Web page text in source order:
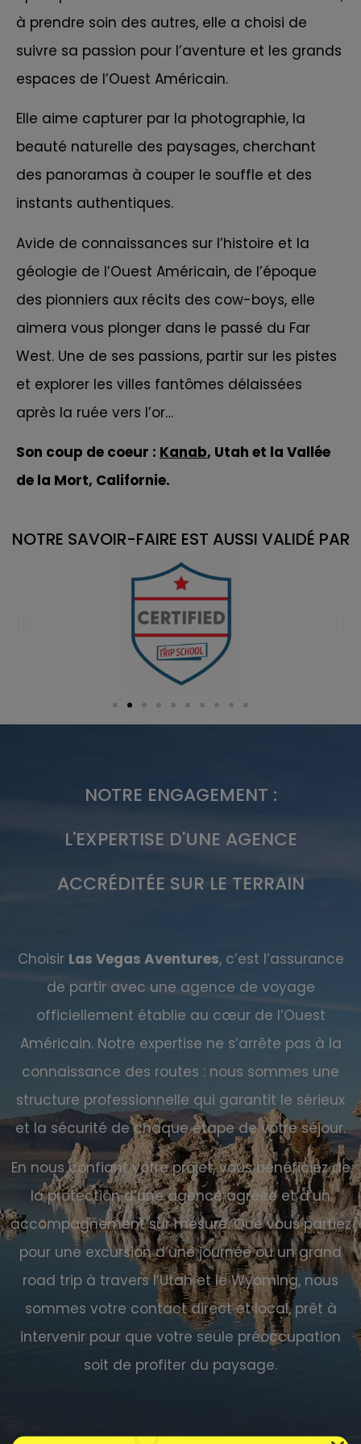
à prendre soin des autres, elle a choisi de
suivre sa passion pour l’aventure et les grands
espaces de l’Ouest Américain.
Elle aime capturer par la photographie, la
beauté naturelle des paysages, cherchant
des panoramas à couper le souffle et des
instants authentiques.
Avide de connaissances sur l’histoire et la
géologie de l’Ouest Américain, de l’époque
des pionniers aux récits des cow-boys, elle
aimera vous plonger dans le passé du Far
West. Une de ses passions, partir sur les pistes
et explorer les villes fantômes délaissées
après la ruée vers l’or…
Son coup de coeur : Kanab, Utah et la Vallée
de la Mort, Californie.
NOTRE SAVOIR-FAIRE EST AUSSI VALIDÉ PAR
NOTRE ENGAGEMENT :
L'EXPERTISE D'UNE AGENCE
ACCRÉDITÉE SUR LE TERRAIN
Choisir Las Vegas Aventures, c’est l’assurance
de partir avec une agence de voyage
officiellement établie au cœur de l’Ouest
Américain. Notre expertise ne s’arrête pas à la
connaissance des routes : nous sommes une
structure professionnelle qui garantit le sérieux
et la sécurité de chaque étape de votre séjour.
En nous confiant votre projet, vous bénéficiez de
la protection d’une agence agréée et d’un
accompagnement sur mesure. Que vous partiez
pour une excursion d’une journée ou un grand
road trip à travers l’Utah et le Wyoming, nous
sommes votre contact direct et local, prêt à
intervenir pour que votre seule préoccupation
soit de profiter du paysage.